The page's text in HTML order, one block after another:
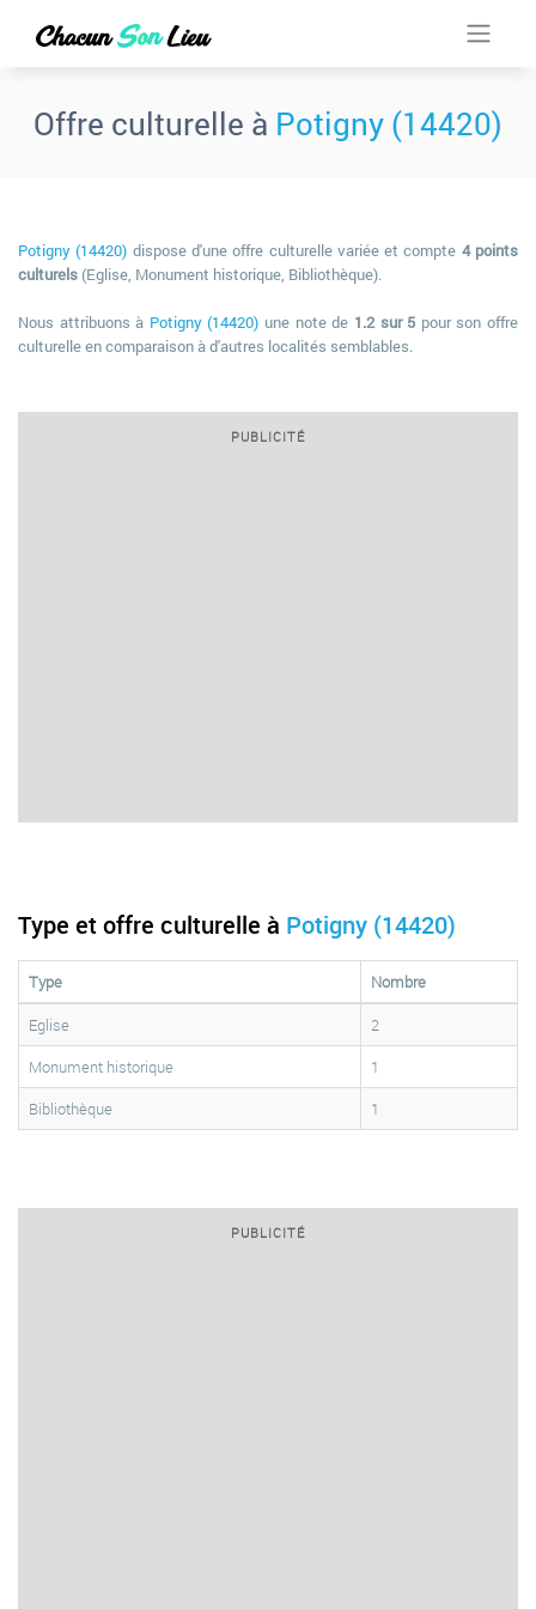
Offre culturelle à Potigny (14420)
Potigny (14420) dispose d'une offre culturelle variée et compte 4 points
culturels (Eglise, Monument historique, Bibliothèque).
Nous attribuons à Potigny (14420) une note de 1.2 sur 5 pour son offre
culturelle en comparaison à d'autres localités semblables.
PUBLICITÉ
Type et offre culturelle à Potigny (14420)
Type
Nombre
Eglise
2
Monument historique
1
Bibliothèque
1
PUBLICITÉ